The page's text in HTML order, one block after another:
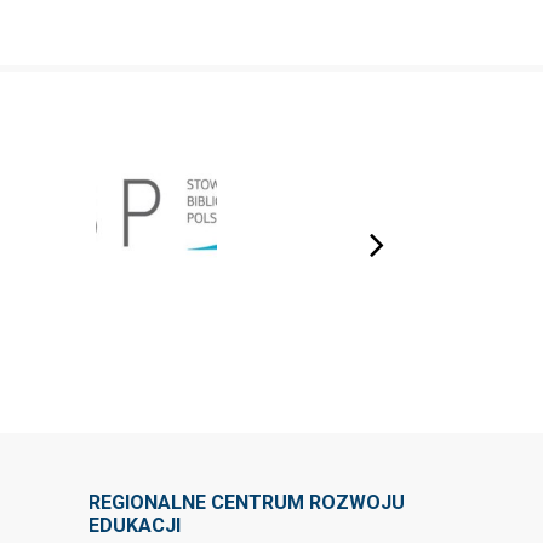
next
REGIONALNE CENTRUM ROZWOJU
EDUKACJI